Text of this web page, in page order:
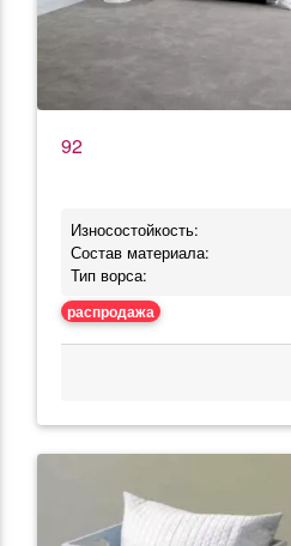
92
Износостойкость:
Состав материала:
Тип ворса:
распродажа